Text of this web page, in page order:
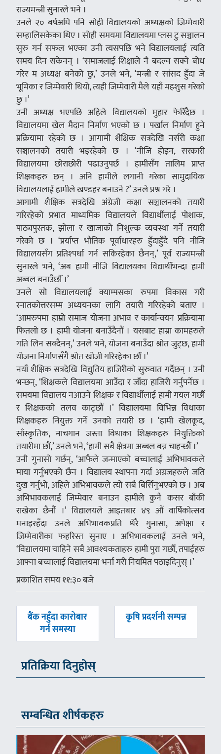
राज्यमन्त्री सुनारले भने ।
उनले २० बर्षअघि पनि सोही विद्यालयको अध्यक्षको जिम्मेवारी
सम्हालिसकेका थिए । सोही समयमा विद्यालयमा प्लस टु सञ्चालन
सुरु गर्न सफल भएका उनी त्यसपछि भने विद्यालयलाई त्यति
समय दिन सकेनन् । ‘समाजलाई शिक्षाले नै बदल्न सक्ने बोध
गरेर म अध्यक्ष बनेको छु,’ उनले भने, ‘मन्त्री र सांसद हुँदा जे
भूमिका र जिम्मेवारी थियो, त्यही जिम्मेवारी मैले यहाँ महशुस गरेको
छु ।’
उनी अध्यक्ष भएपछि अहिले विद्यालयको मुहार फेरिँदैछ ।
विद्यालयमा खेल मैदान निर्माण भएको छ । पर्खाल निर्माण हुने
प्रक्रियामा रहेको छ । आगामी शैक्षिक सत्रदेखि नर्सरी कक्षा
सञ्चालनको तयारी भइरहेको छ । ‘नीजि होइन, सरकारी
विद्यालयमा छोराछोरी पढाउनुपर्छ । हामीसँग तालिम प्राप्त
शिक्षकहरु छन् । अनि हामीले लगानी गरेका सामुदायिक
विद्यालयलाई हामीले खण्डहर बनाउने ?’ उनले प्रश्न गरे ।
आगामी शैक्षिक सत्रदेखि अंग्रेजी कक्षा सञ्चालनको तयारी
गरिरहेको प्रभात माध्यमिक विद्यालयले विद्यार्थीलाई पोशाक,
पाठ्यपुस्तक, झोला र खाजाको निशुल्क व्यवस्था गर्ने तयारी
गरेको छ । ‘प्रर्याप्त भौतिक पूर्वाधारहरु हुँदाहुँदै पनि नीजि
विद्यालयसँग प्रतिश्पर्धा गर्न सकिरहेका छैनन्,’ पूर्व राज्यमन्त्री
सुनारले भने, ‘अब हामी नीजि विद्यालयका विद्यार्थीभन्दा हामी
अब्बल बनाउँछौँ ।’
उनले सो विद्यालयलाई क्याम्पसका रुपमा विकास गरी
स्नातकोत्तरसम्म अध्ययनका लागि तयारी गरिरहेको बताए ।
‘आमरुपमा हाम्रो समाज योजना अभाव र कार्यान्वयन प्रक्रियामा
फितलो छ । हामी योजना बनाउँदैनौं । यसबाट हाम्रा कामहरुले
गति लिन सक्दैनन्,’ उनले भने, योजना बनाउँदा श्रोत जुट्छ, हामी
योजना निर्माणसँगै श्रोत खोजी गरिरहेका छौँ ।’
नयाँ शैक्षिक सत्रदेखि विद्युतिय हाजिरीको सुरुवात गर्दैछन् । उनी
भन्छन्, ‘शिक्षकले विद्यालयमा आउँदा र जाँदा हाजिरी गर्नुपर्नेछ ।
समयमा विद्यालय नआउने शिक्षक र विद्यार्थीलाई हामी गयल गर्छौ
र शिक्षकको तलव काट्छौं ।’ विद्यालयमा विभिन्न विधाका
शिक्षकहरु नियुक्त गर्ने उनको तयारी छ । ‘हामी खेलकूद,
साँस्कृतिक, नाचगान जस्ता विधाका शिक्षकहरु नियुक्तिको
तयारीमा छौं,’ उनले भने, ‘हामी सबै क्षेत्रमा अब्बल बन्न चाहन्छौं ।’
उनी गुनासो गर्छन्, ‘आफैले जन्माएको बच्चालाई अभिभावकले
माया गर्नुभएको छैन । विद्यालय स्थापना गर्दा अग्रजहरुले जति
दुख गर्नुभो, अहिले अभिभावकले त्यो सबै बिर्सिनुभएको छ । अब
अभिभावकलाई जिम्मेवार बनाउन हामीले कुनै कसर बाँकी
राखेका छैनौं ।’ विद्यालयले आइतबार ४९ औं वार्षिकोत्सव
मनाइरहँदा उनले अभिभावकप्रति धेरै गुनासा, अपेक्षा र
जिम्मेवारीका फहरिस्त सुनाए । अभिभावकलाई उनले भने,
‘विद्यालयमा चाहिने सबै आवश्यकताहरु हामी पुरा गर्छौ, तपाईहरु
आफ्ना बच्चालाई विद्यालयमा भर्ना गरी नियमित पठाइदिनुस् ।’
प्रकाशित समय ११:३० बजे
पछिल्लाे
बैंक नहुँदा कारोबार
गर्न समस्या
अघिल्लाे
कृषि प्रदर्शनी सम्पन्न
प्रतिक्रिया दिनुहोस्
सम्बन्धित शीर्षकहरु